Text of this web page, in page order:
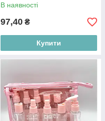
В наявності
97,40 ₴
Купити